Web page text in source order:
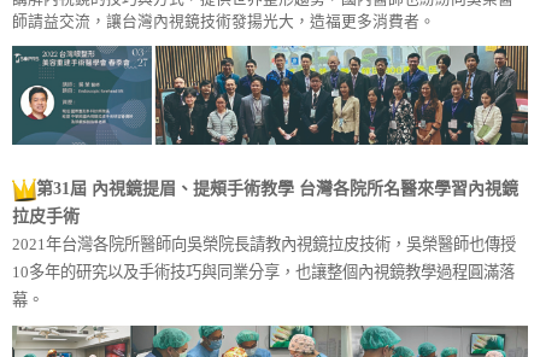
師請益交流，讓台灣內視鏡技術發揚光大，造福更多消費者。
第31屆 內視鏡提眉、提頰手術教學 台灣各院所名醫來學習內視鏡
拉皮手術
2021年台灣各院所醫師向吳榮院長請教內視鏡拉皮技術，吳榮醫師也傳授
10多年的研究以及手術技巧與同業分享，也讓整個內視鏡教學過程圓滿落
幕。